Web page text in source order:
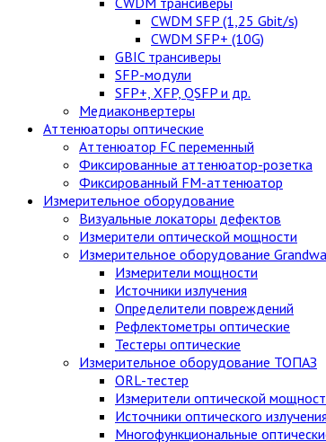
CWDM SFP (1,25 Gbit/s)
CWDM SFP+ (10G)
GBIC трансиверы
SFP-модули
SFP+, XFP, QSFP и др.
Медиаконвертеры
Аттенюаторы оптические
Аттенюатор FC переменный
Фиксированные аттенюатор-розетка
Фиксированный FM-аттенюатор
Измерительное оборудование
Визуальные локаторы дефектов
Измерители оптической мощности
Измерительное оборудование
Измерители мощности
Источники излучения
Определители повреждений
Рефлектометры оптические
Тестеры оптические
Измерительное оборудование ТОПАЗ
ORL-тестер
Измерители оптической
Источники оптического излучения
Многофункциональные